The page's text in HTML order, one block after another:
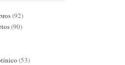
(92)
(90)
(53)